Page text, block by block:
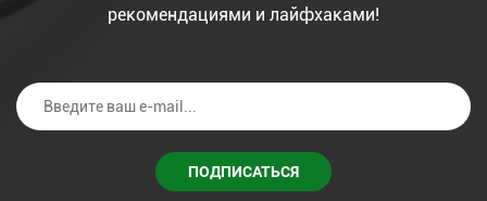
рекомендациями и лайфхаками!
ПОДПИСАТЬСЯ